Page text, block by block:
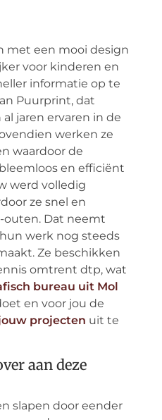
met een mooi design
voor kinderen en
informatie op te
Puurprint, dat
jaren ervaren in de
werken ze
waardoor de
en efficiënt
werd volledig
ze snel en
Dat neemt
werk nog steeds
Ze beschikken
omtrent dtp, wat
bureau uit Mol
en voor jou de
projecten uit te
aan deze
slapen door eender